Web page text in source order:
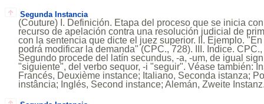
Segunda Instancia
(Couture) I. Definición. Etapa del proceso que se inicia
recurso de apelación contra una resolución judicial de
con la sentencia que dicte el juez superior. II. Ejemplo.
podrá modificar la demanda" (CPC., 728). III. Indice.
Segundo procede del latín secundus, -a, -um, de igual
"siguiente", del verbo sequor, -i "seguir". Véase también:
Francés, Deuxième instance; Italiano, Seconda istanza;
instância; Inglés, Second instance; Alemán, Zweite